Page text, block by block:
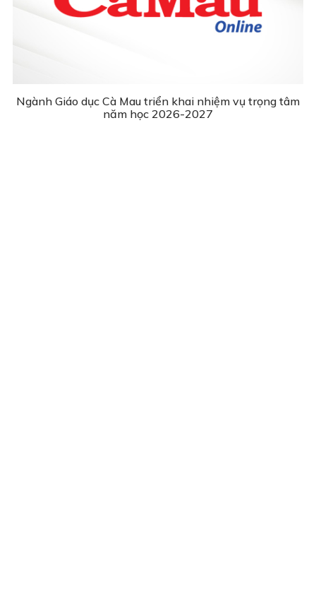
Ngành Giáo dục Cà Mau triển khai nhiệm vụ trọng tâm
năm học 2026-2027